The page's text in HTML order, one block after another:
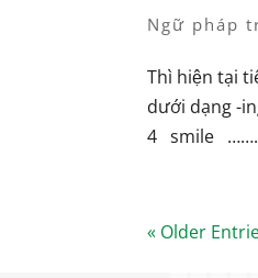
Ngữ pháp
Thì hiện tại
dưới dạng
4 smile
« Older